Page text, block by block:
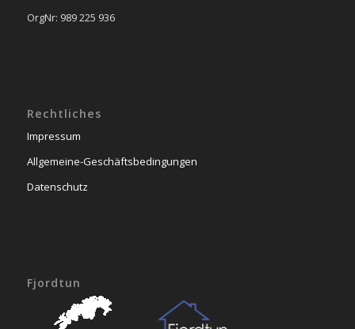
OrgNr: 989 225 936
Rechtliches
Impressum
Allgemeine-Geschäftsbedingungen
Datenschutz
Fjordtun